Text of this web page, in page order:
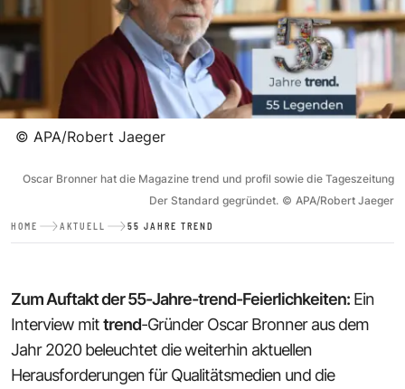
© APA/Robert Jaeger
Oscar Bronner hat die Magazine trend und profil sowie die Tageszeitung
Der Standard gegründet. © APA/Robert Jaeger
HOME AKTUELL 55 JAHRE TREND
Zum Auftakt der 55-Jahre-trend-Feierlichkeiten: Ein
Interview mittrend-Gründer Oscar Bronner aus dem
Jahr 2020 beleuchtet die weiterhin aktuellen
Herausforderungen für Qualitätsmedien und die